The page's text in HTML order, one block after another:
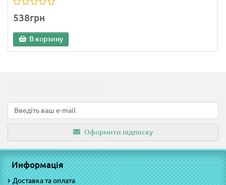
538грн
В корзину
Оформити підписку
Информація
Доставка та оплата